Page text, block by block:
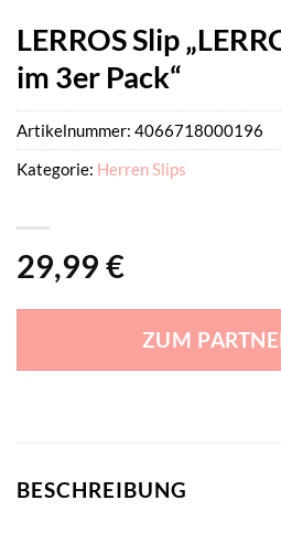
LERROS Slip
im 3er Pack“
29,99 €
ZUM
Artikelnummer: 4066718000196
Kategorie: Herren Slips
BESCHREIBUNG